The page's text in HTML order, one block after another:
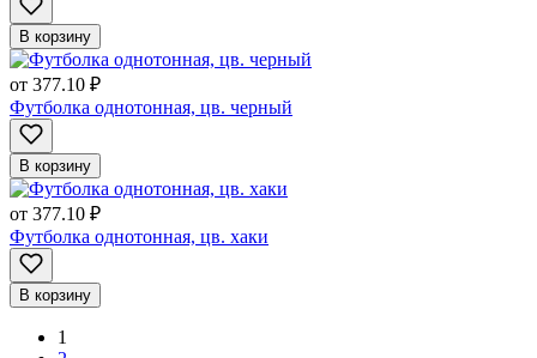
В корзину
от 377.10 ₽
Футболка однотонная, цв. черный
В корзину
от 377.10 ₽
Футболка однотонная, цв. хаки
В корзину
1